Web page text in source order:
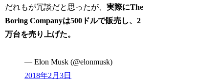
だれもが冗談だと思ったが、実際にThe
Boring Companyは500ドルで販売し、2
万台を売り上げた。
— Elon Musk (@elonmusk)
2018年2 月3日